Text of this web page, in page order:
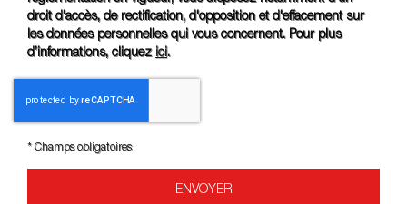
droit d'accès, de rectification, d'opposition et d'effacement sur
les données personnelles qui vous concernent. Pour plus
d’informations, cliquez ici.
*Champs obligatoires